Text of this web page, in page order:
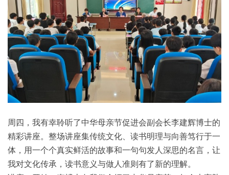
周四，我有幸聆听了中华母亲节促进会副会长李建辉博士的
精彩讲座。整场讲座集传统文化、读书明理与向善笃行于一
体，用一个个真实鲜活的故事和一句句发人深思的名言，让
我对文化传承，读书意义与做人准则有了新的理解。